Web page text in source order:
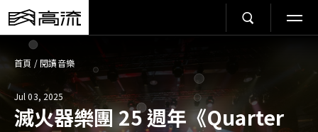
首頁 /閱讀音樂
Jul 03, 2025
滅火器樂團 25 週年《Quarter